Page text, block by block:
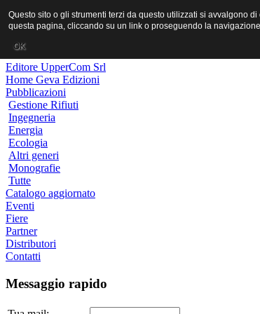
Geva Edizioni
Editore UpperCom Srl
Home Geva Edizioni
Pubblicazioni
Gestione Rifiuti
Ingegneria
Energia
Ecologia
Altri generi
Monografie
Tutte
Catalogo aggiornato
Eventi
Fiere
Partner
Distributori
Contatti
Messaggio rapido
Questo sito o gli strumenti terzi da questo utilizzati si avvalgono
questa pagina, cliccando su un link o proseguendo la
OK